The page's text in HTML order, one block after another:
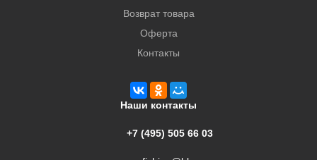
Возврат товара
Оферта
Контакты
Наши контакты
+7 (495) 505 66 03